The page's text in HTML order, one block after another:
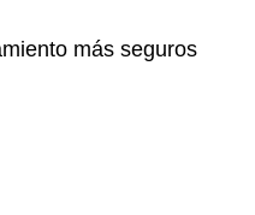
más seguros